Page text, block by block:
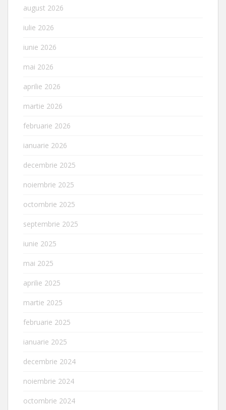
august 2026
iulie 2026
iunie 2026
mai 2026
aprilie 2026
martie 2026
februarie 2026
ianuarie 2026
decembrie 2025
noiembrie 2025
octombrie 2025
septembrie 2025
iunie 2025
mai 2025
aprilie 2025
martie 2025
februarie 2025
ianuarie 2025
decembrie 2024
noiembrie 2024
octombrie 2024